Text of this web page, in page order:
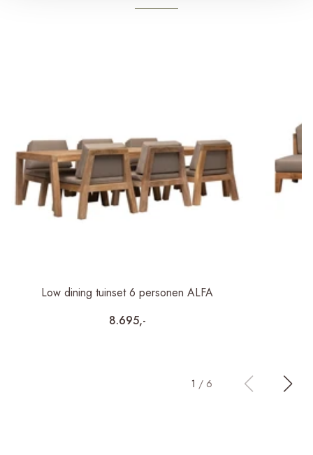
Low dining tuinset 6 personen ALFA
8.695,-
1 / 6